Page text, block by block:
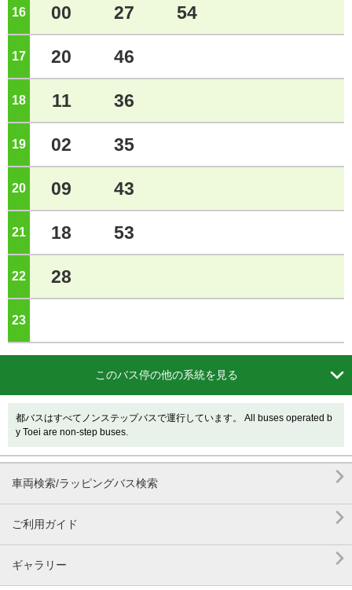
16 00 27 54
17 20 46
18 11 36
19 02 35
20 09 43
21 18 53
22 28
23
このバス停の他の系統を見る 
都バスはすべてノンステップバスで運行しています。 All buses operated b
y Toei are non-step buses.
車両検索/ラッピングバス検索 
ご利用ガイド 
ギャラリー 